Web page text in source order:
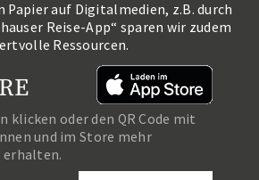
Papier auf Digitalmedien, z.B. durch
Reise-App“ sparen wir zudem
Ressourcen.
klicken oder den QR Code mit
und im Store mehr